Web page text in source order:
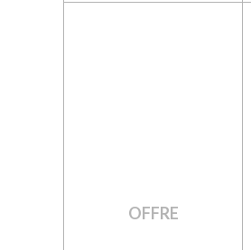
OFFRE